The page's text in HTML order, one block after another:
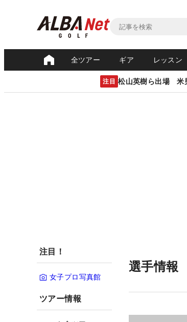
全ツアー ギア レッスン
注目 松山英樹ら出場 米
注目！
女子プロ写真館
ツアー情報
選手情報